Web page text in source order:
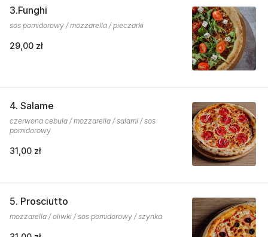
3.Funghi
sos pomidorowy / mozzarella / pieczarki
29,00 zł
4. Salame
czerwona cebula / mozzarella / salami / sos
pomidorowy
31,00 zł
5. Prosciutto
mozzarella / oliwki / sos pomidorowy / szynka